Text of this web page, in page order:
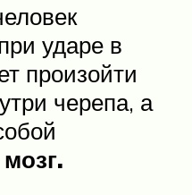
ударе в
произойти
черепа, а